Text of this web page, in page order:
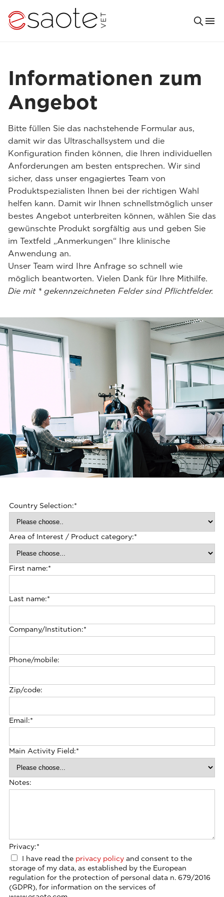
Informationen zum
Angebot
Bitte füllen Sie das nachstehende Formular aus,
damit wir das Ultraschallsystem und die
Konfiguration finden können, die Ihren individuellen
Anforderungen am besten entsprechen. Wir sind
sicher, dass unser engagiertes Team von
Produktspezialisten Ihnen bei der richtigen Wahl
helfen kann. Damit wir Ihnen schnellstmöglich unser
bestes Angebot unterbreiten können, wählen Sie das
gewünschte Produkt sorgfältig aus und geben Sie
im Textfeld „Anmerkungen“ Ihre klinische
Anwendung an.
Unser Team wird Ihre Anfrage so schnell wie
möglich beantworten. Vielen Dank für Ihre Mithilfe.
Die mit * gekennzeichneten Felder sind Pflichtfelder.
Country Selection:*
Area of Interest / Product category:*
First name:*
Last name:*
Company/Institution:*
Phone/mobile:
Zip/code:
Email:*
Main Activity Field:*
Notes:
Privacy:*
I have read the privacy policy and consent to the
storage of my data, as established by the European
regulation for the protection of personal data n. 679/2016
(GDPR), for information on the services of